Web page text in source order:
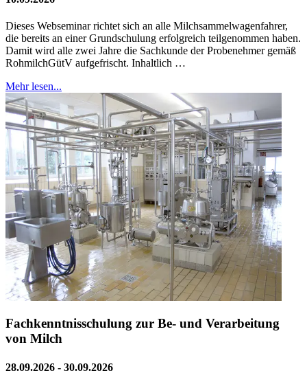
Dieses Webseminar richtet sich an alle Milchsammelwagenfahrer,
die bereits an einer Grundschulung erfolgreich teilgenommen haben.
Damit wird alle zwei Jahre die Sachkunde der Probenehmer gemäß
RohmilchGütV aufgefrischt. Inhaltlich …
Mehr lesen...
Fachkenntnisschulung zur Be- und Verarbeitung
von Milch
28.09.2026 - 30.09.2026